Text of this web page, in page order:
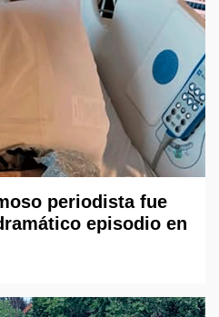
periodista fue
episodio en